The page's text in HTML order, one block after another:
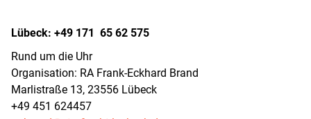
Lübeck: +49 171 65 62 575
Rund um die Uhr
Organisation: RA Frank-Eckhard Brand
Marlistraße 13, 23556 Lübeck
+49 451 624457